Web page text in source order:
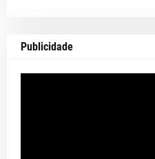
Publicidade